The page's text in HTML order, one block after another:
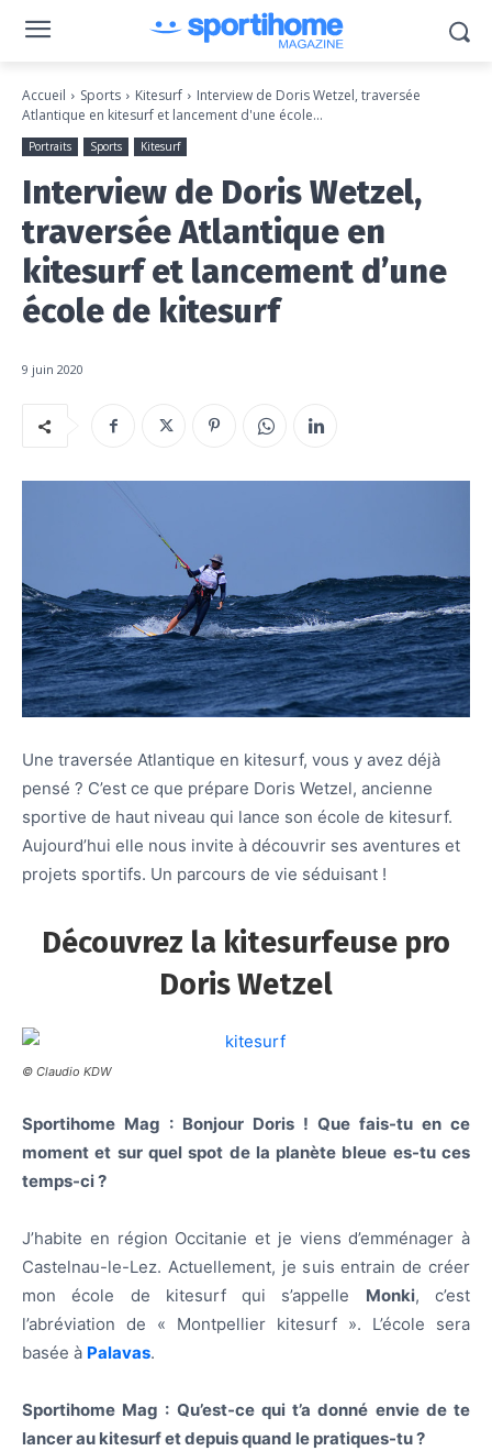
Accueil Sports Kitesurf
Interview de Doris Wetzel, traversée
Atlantique en kitesurf et lancement d'une école...
Portraits Sports Kitesurf
Interview de Doris Wetzel,
traversée Atlantique en
kitesurf et lancement d’une
école de kitesurf
9 juin 2020
Une traversée Atlantique en kitesurf, vous y avez déjà
pensé ? C’est ce que prépare Doris Wetzel, ancienne
sportive de haut niveau qui lance son école de kitesurf.
Aujourd’hui elle nous invite à découvrir ses aventures et
projets sportifs. Un parcours de vie séduisant !
Découvrez la kitesurfeuse pro
Doris Wetzel
© Claudio KDW
Sportihome Mag : Bonjour Doris ! Que fais-tu en ce
moment et sur quel spot de la planète bleue es-tu ces
temps-ci ?
J’habite en région Occitanie et je viens d’emménager à
Castelnau-le-Lez. Actuellement, je suis entrain de créer
mon école de kitesurf qui s’appelle Monki, c’est
l’abréviation de « Montpellier kitesurf ». L’école sera
basée à Palavas.
Sportihome Mag : Qu’est-ce qui t’a donné envie de te
lancer au kitesurf et depuis quand le pratiques-tu ?